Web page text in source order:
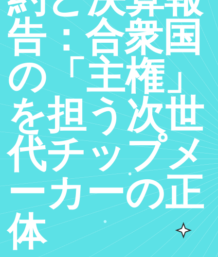
告：合衆国
の「主権」
を担う次世
代チップメ
ーカーの正
体